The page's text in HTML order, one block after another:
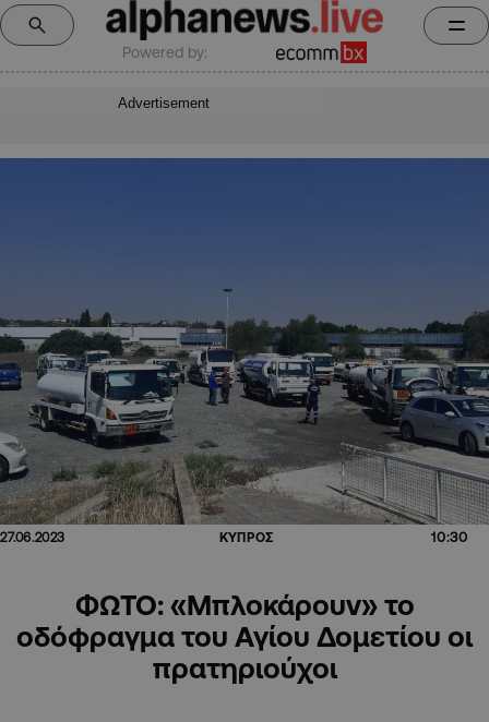
Powered by:
Advertisement
27.06.2023 ΚΥΠΡΟΣ 10:30
ΦΩΤΟ: «Μπλοκάρουν» το
οδόφραγμα του Αγίου Δομετίου οι
πρατηριούχοι